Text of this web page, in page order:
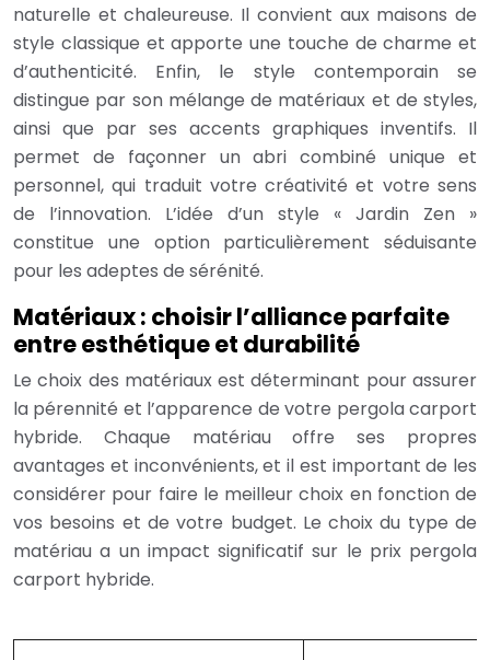
naturelle et chaleureuse. Il convient aux maisons de
style classique et apporte une touche de charme et
d’authenticité. Enfin, le style contemporain se
distingue par son mélange de matériaux et de styles,
ainsi que par ses accents graphiques inventifs. Il
permet de façonner un abri combiné unique et
personnel, qui traduit votre créativité et votre sens
de l’innovation. L’idée d’un style « Jardin Zen »
constitue une option particulièrement séduisante
pour les adeptes de sérénité.
Matériaux : choisir l’alliance parfaite
entre esthétique et durabilité
Le choix des matériaux est déterminant pour assurer
la pérennité et l’apparence de votre pergola carport
hybride. Chaque matériau offre ses propres
avantages et inconvénients, et il est important de les
considérer pour faire le meilleur choix en fonction de
vos besoins et de votre budget. Le choix du type de
matériau a un impact significatif sur le prix pergola
carport hybride.